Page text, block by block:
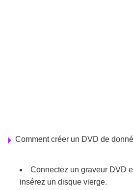
Comment créer un DVD de
Connectez un graveur DVD
insérez un disque vierge.